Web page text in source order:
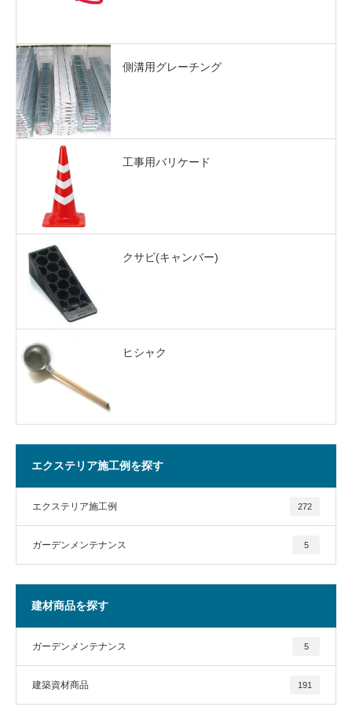
側溝用グレーチング
工事用バリケード
クサビ(キャンバー)
ヒシャク
エクステリア施工例を探す
エクステリア施工例 272
ガーデンメンテナンス 5
建材商品を探す
ガーデンメンテナンス 5
建築資材商品 191